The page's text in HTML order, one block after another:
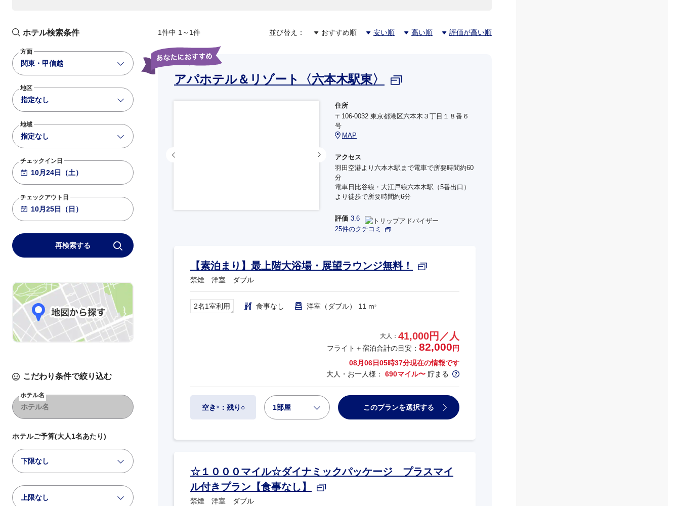
大阪伊丹
ANA038
19:00 763 +2,200円
大阪伊丹 羽田
基準便
ホテル検索条件
方面
関東・甲信越
地区
指定なし
地域
指定なし
チェックイン日
チェックアウト日
再検索する
こだわり条件で絞り込む
ホテル名
ホテルご予算(大人1名あたり)
下限なし
上限なし
1件中 1～1件 並び替え： おすすめ順 安い順 高い順 評価が高い順
アパホテル＆リゾート〈六本木駅東〉
住所
〒106-0032 東京都港区六本木３丁目１８番６
号
MAP
アクセス
羽田空港より六本木駅まで電車で所要時間約60
分
電車日比谷線・大江戸線六本木駅（5番出口）
より徒歩で所要時間約6分
評価 3.6
25件のクチコミ
【素泊まり】最上階大浴場・展望ラウンジ無料！
禁煙 洋室 ダブル
2名1室利用 食事なし 洋室（ダブル） 11 m2
大人： 41,000円／人
フライト＋宿泊合計の目安： 82,000 円
08月06日05時37分現在の情報です
大人・お一人様： 690マイル〜 貯まる
空き ※：残り○ 1部屋 このプランを選択する
☆１０００マイル☆ダイナミックパッケージ プラスマイ
ル付きプラン【食事なし】
禁煙 洋室 ダブル